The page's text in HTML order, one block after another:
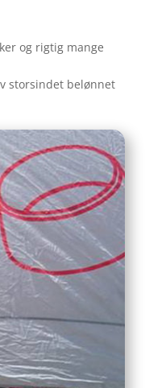
og rigtig mange
storsindet belønnet